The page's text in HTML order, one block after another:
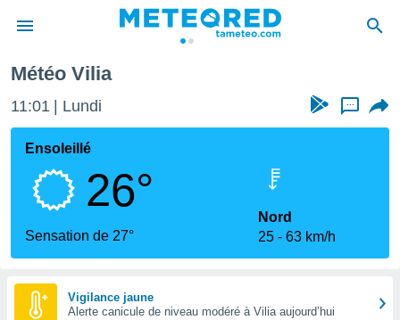
de
Météo Vilia
11:01 Lundi ...
Ensoleillé
26°
Sensation de 27°
Nord
25
63 km/h
Vigilance jaune
Alerte canicule de niveau modéré à Vilia aujourd’hui